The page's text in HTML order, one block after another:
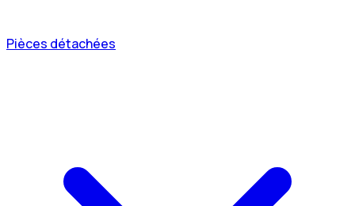
Pièces détachées